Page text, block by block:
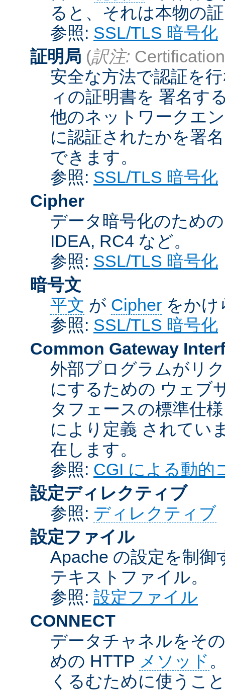
ると、それは本物の
参照: SSL/TLS 暗号化
証明局 (訳注:
安全な方法で認証を
ィの証明書を 署名す
他のネットワークエ
に認証されたかを署
できます。
参照: SSL/TLS 暗号化
Cipher
データ暗号化のため
IDEA, RC4 など。
参照: SSL/TLS 暗号化
暗号文
平文 が Cipher をかけ
参照: SSL/TLS 暗号化
Common Gateway
外部プログラムがリ
にするための ウェブ
タフェースの標準仕
により定義 されてい
在します。
参照: CGI による動的
設定ディレクティブ
参照: ディレクティブ
設定ファイル
Apache の設定を制
テキストファイル。
参照: 設定ファイル
CONNECT
データチャネルをそ
めの HTTP メソッド
くるむために使うこ